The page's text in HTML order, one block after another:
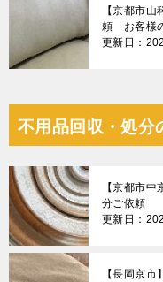
【京都市
頼 お客様
更新日：
不用品回収・処分
【京都市
分ご依頼
更新日：
【長岡京